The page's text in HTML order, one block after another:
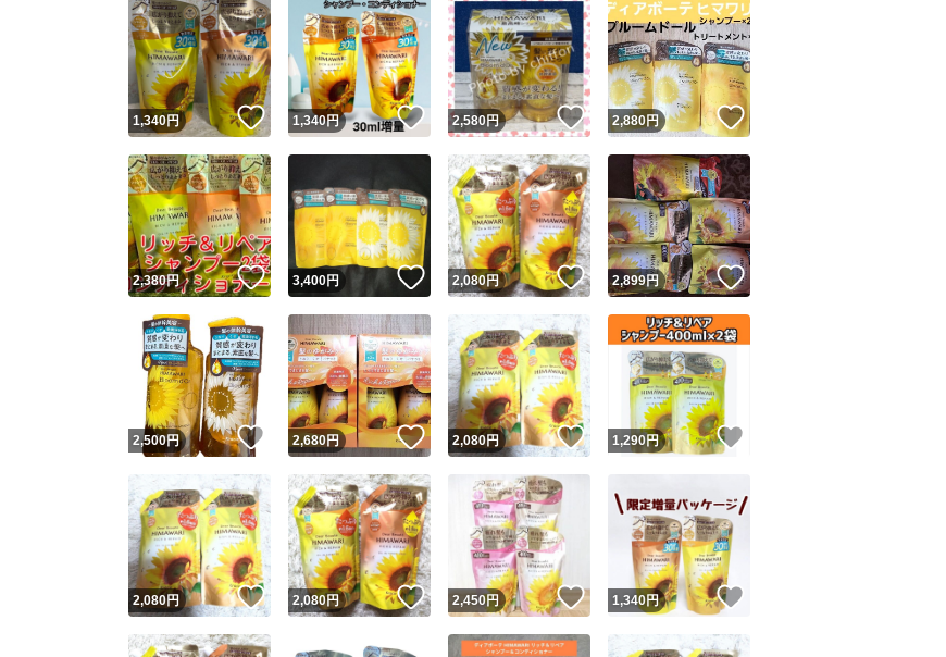
取引実績◯+ このユーザーはYahoo!フリマの取引を完了させた実績が
他フリマ実績◯+ このユーザーは他フリマサービスでの取引実績があります
スピード&安心発送
※このバッジは実績に基づく表示であり、発送を保証しているものではありません
スピード＆安心発送
このユーザーは高頻度で24時間以内＆設定した発送日数
ます
スピード発送 このユーザーは高頻度で24時間以内に発送しています
安心発送 このユーザーは設定した発送日数内に発送しています
コピーは1商品につき1回です
出品ページへ
キャンセル
1,340円 いいね！
1,340円 いいね！
2,580円 いいね！
2,880円 いいね！
2,380円 いいね！
3,400円 いいね！
2,080円 いいね！
2,899円 いいね！
2,500円 いいね！
2,680円 いいね！
2,080円 いいね！
1,290円
2,080円 いいね！
2,080円 いいね！
2,450円 いいね！
1,340円